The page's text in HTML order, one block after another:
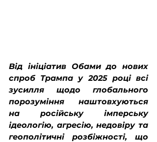
Від ініціатив Обами до нових
спроб Трампа у 2025 році всі
зусилля щодо глобального
порозуміння наштовхуються
на російську імперську
ідеологію, агресію, недовіру та
геополітичні розбіжності, що